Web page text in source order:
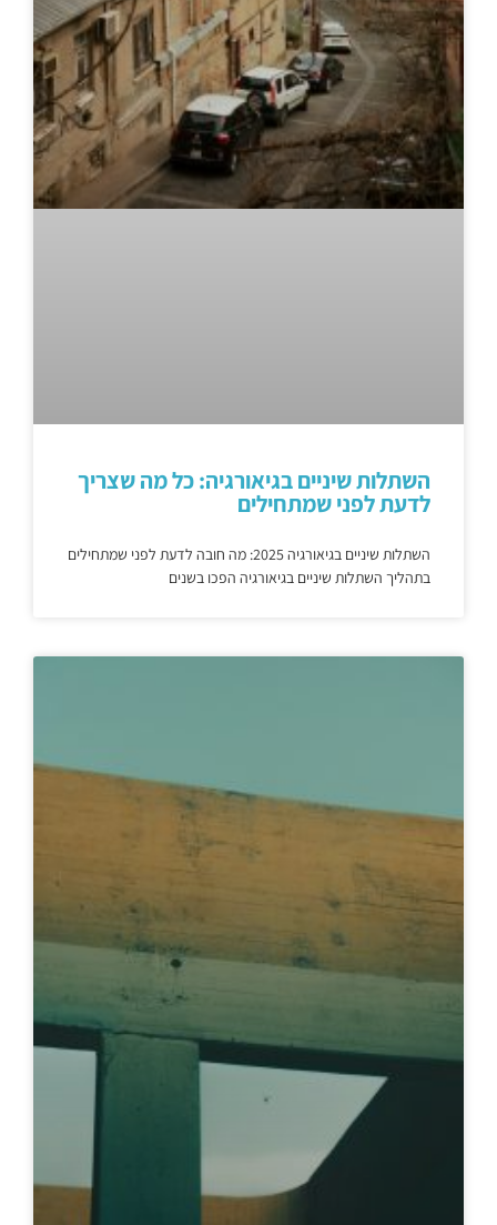
השתלות שיניים בגיאורגיה: כל מה שצריך
לדעת לפני שמתחילים
השתלות שיניים בגיאורגיה 2025: מה חובה לדעת לפני שמתחילים
בתהליך השתלות שיניים בגיאורגיה הפכו בשנים